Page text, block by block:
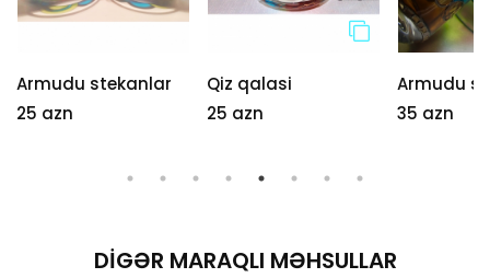
Armudu stekanlar
25 azn
Qiz qalasi
25 azn
Armudu
35 azn
DIGƏR MARAQLI MƏHSULLAR